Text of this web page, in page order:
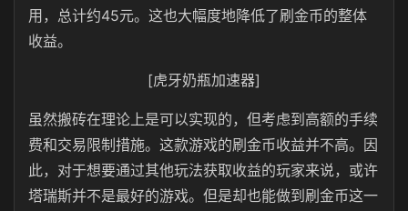
用，总计约45元。这也大幅度地降低了刷金币的整体
收益。
[虎牙奶瓶加速器]
虽然搬砖在理论上是可以实现的，但考虑到高额的手续
费和交易限制措施。这款游戏的刷金币收益并不高。因
此，对于想要通过其他玩法获取收益的玩家来说，或许
塔瑞斯并不是最好的游戏。但是却也能做到刷金币这一